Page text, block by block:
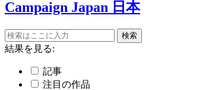
Campaign Japan 日本
結果を見る:
記事
注目の作品